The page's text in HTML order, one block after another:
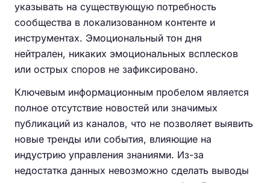
указывать на существующую потребность
сообщества в локализованном контенте и
инструментах. Эмоциональный тон дня
нейтрален, никаких эмоциональных всплесков
или острых споров не зафиксировано.
Ключевым информационным пробелом является
полное отсутствие новостей или значимых
публикаций из каналов, что не позволяет выявить
новые тренды или события, влияющие на
индустрию управления знаниями. Из-за
недостатка данных невозможно сделать выводы